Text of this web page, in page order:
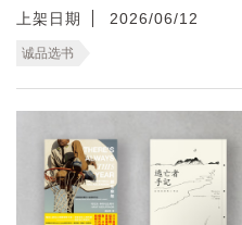
上架日期 2026/06/12
诚品选书